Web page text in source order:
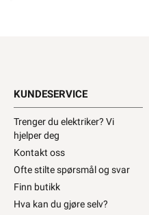
KUNDESERVICE
Trenger du elektriker? Vi
hjelper deg
Kontakt oss
Ofte stilte spørsmål og svar
Finn butikk
Hva kan du gjøre selv?